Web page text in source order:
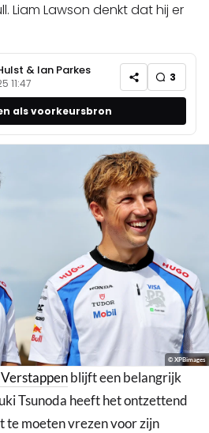
Liam Lawson denkt dat hij er
& Ian Parkes
11:47 3
als voorkeursbron
© XPBimages
blijft een belangrijk
Tsunoda heeft het ontzettend
te moeten vrezen voor zijn